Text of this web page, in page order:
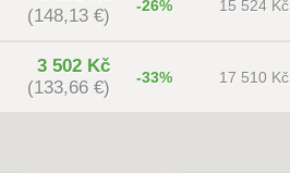
(148,13 €)
-26% 15 524 Kč
3 502 Kč
(133,66 €)
-33% 17 510 Kč